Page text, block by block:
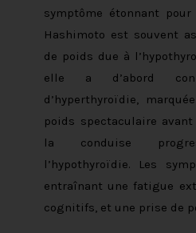
symptôme étonnant
Hashimoto est souvent
de poids due à
elle a d’abord
d’hyperthyroïdie,
poids spectaculaire
la conduise
l’hypothyroïdie. Les
entraînant une fatigue
cognitifs, et une prise de